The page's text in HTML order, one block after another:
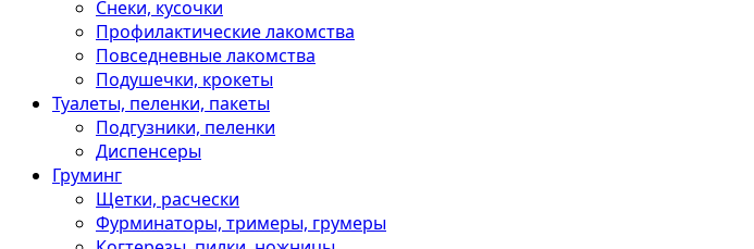
Снеки, кусочки
Профилактические лакомства
Повседневные лакомства
Подушечки, крокеты
Туалеты, пеленки, пакеты
Подгузники, пеленки
Диспенсеры
Груминг
Щетки, расчески
Фурминаторы, тримеры, грумеры